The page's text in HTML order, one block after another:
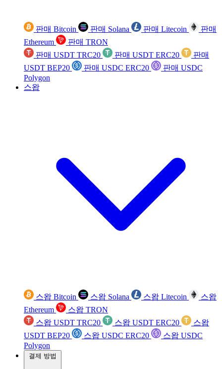
판매 Bitcoin 판매 Solana 판매 Litecoin
판매
Ethereum
판매 TRON
판매 USDT TRC20
판매 USDT ERC20
판매
USDT BEP20
판매 USDC ERC20
판매 USDC
Polygon
스왑
스왑 Bitcoin 스왑 Solana 스왑 Litecoin
스왑
Ethereum
스왑 TRON
스왑 USDT TRC20
스왑 USDT ERC20
스왑
USDT BEP20
스왑 USDC ERC20
스왑 USDC
Polygon
결제 방법